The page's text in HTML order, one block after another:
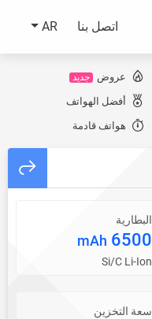
اتصل بنا AR
عروض جديد
أفضل الهواتف
هواتف قادمة
البطارية
6500
mAh
Si/C Li-Ion
سعة التخزين